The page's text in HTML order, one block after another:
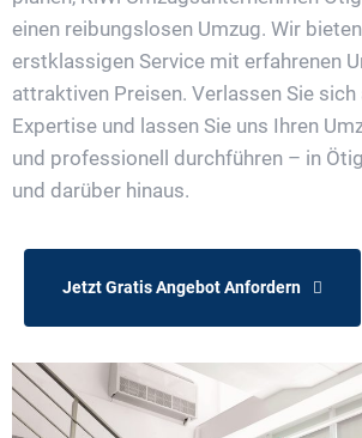
einen reibungslosen Umzug. Wir
erstklassigen Service mit erfahrenen
attraktiven Preisen. Verlassen Sie sich
Expertise und lassen Sie uns Ihren
und professionell durchführen – in
und darüber hinaus.
Jetzt Gratis Angebot Anfordern